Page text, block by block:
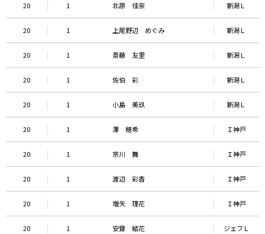
20 1 北原 佳奈 新潟Ｌ
20 1 上尾野辺 めぐみ 新潟Ｌ
20 1 斎藤 友里 新潟Ｌ
20 1 佐伯 彩 新潟Ｌ
20 1 小島 美玖 新潟Ｌ
20 1 澤 穂希 Ｉ神戸
20 1 京川 舞 Ｉ神戸
20 1 渡辺 彩香 Ｉ神戸
20 1 増矢 理花 Ｉ神戸
20 1 安齋 結花 ジェフＬ